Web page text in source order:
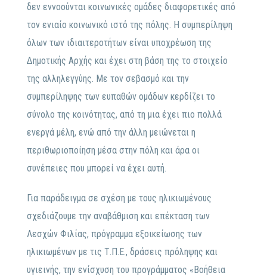
δεν εννοούνται κοινωνικές ομάδες διαφορετικές από
τον ενιαίο κοινωνικό ιστό της πόλης. Η συμπερίληψη
όλων των ιδιαιτεροτήτων είναι υποχρέωση της
Δημοτικής Αρχής και έχει στη βάση της το στοιχείο
της αλληλεγγύης. Με τον σεβασμό και την
συμπερίληψης των ευπαθών ομάδων κερδίζει το
σύνολο της κοινότητας, από τη μια έχει πιο πολλά
ενεργά μέλη, ενώ από την άλλη μειώνεται η
περιθωριοποίηση μέσα στην πόλη και άρα οι
συνέπειες που μπορεί να έχει αυτή.
Για παράδειγμα σε σχέση με τους ηλικιωμένους
σχεδιάζουμε την αναβάθμιση και επέκταση των
Λεσχών Φιλίας, πρόγραμμα εξοικείωσης των
ηλικιωµένων µε τις Τ.Π.Ε., δράσεις πρόληψης και
υγιεινής, την ενίσχυση του προγράμματος «Βοήθεια